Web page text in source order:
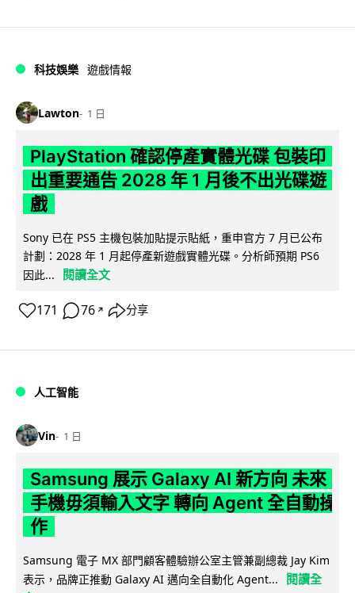
科技娛樂 遊戲情報
Lawton 1 日
PlayStation 確認停產實體光碟 包裝印
出重要通告 2028 年 1 月後不出光碟遊
戲
Sony 已在 PS5 主機包裝加貼提示貼紙，重申官方 7 月已公布
計劃：2028 年 1 月起停產新遊戲實體光碟。分析師預期 PS6
因此...
閱讀全文
171 76 ↗ 分享
人工智能
Vin 1 日
Samsung 展示 Galaxy AI 新方向 未來
手機毋須輸入文字 轉向 Agent 全自動操
作
Samsung 電子 MX 部門顧客體驗辦公室主管兼副總裁 Jay Kim
表示，品牌正推動 Galaxy AI 邁向全自動化 Agent...
閱讀全